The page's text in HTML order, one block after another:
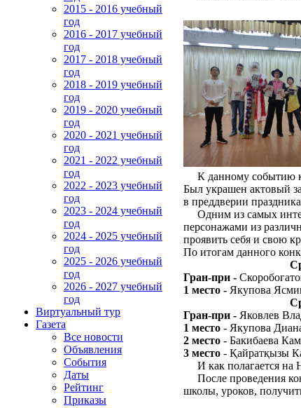
2015 - 2016 учебный
год
2016 - 2017 учебный
год
2017 - 2018 учебный
год
2018 - 2019 учебный
год
2019 - 2020 учебный
год
2020 - 2021 учебный
год
2021 - 2022 учебный
год
2022 - 2023 учебный
год
2023 - 2024 учебный
год
2024 - 2025 учебный
год
2025 - 2026 учебный
год
2026 - 2027 учебный
год
Виртуальный тур
Газета
Все новости
Объявления
События
Даты
Рейтинг
Приказы
К данному событию
Был украшен актовый
в преддверии
Одним из самых
персонажами из
проявить себя и свою
По итогам данного
Среди 5-7
Гран-при -
1 место - Якупова
Гран-при - Яковлев
1 место - Якупова
2 место - Бакибаева
3 место - Қайратқызы
И как полагается на
После проведения
школы, уроков,